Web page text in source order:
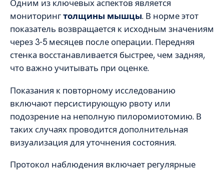
Одним из ключевых аспектов является
мониторингтолщины мышцы. В норме этот
показатель возвращается к исходным значениям
через 3-5 месяцев после операции. Передняя
стенка восстанавливается быстрее, чем задняя,
что важно учитывать при оценке.
Показания к повторному исследованию
включают персистирующую рвоту или
подозрение на неполную пилоромиотомию. В
таких случаях проводится дополнительная
визуализация для уточнения состояния.
Протокол наблюдения включает регулярные